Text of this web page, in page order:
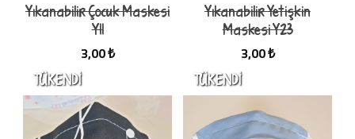
Yıkanabilir Çocuk Maskesi
Y11
3,00 ₺
Yıkanabilir Yetişkin
Maskesi Y23
3,00 ₺